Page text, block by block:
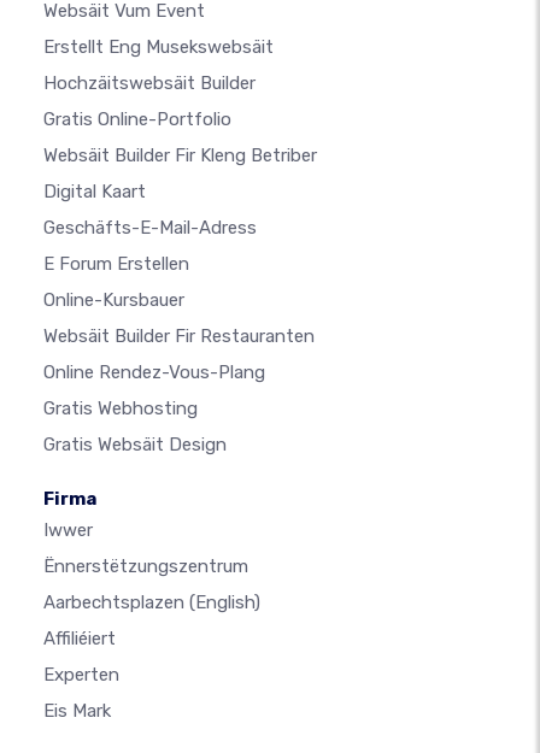
Websäit Vum Event
Erstellt Eng Musekswebsäit
Hochzäitswebsäit Builder
Gratis Online-Portfolio
Websäit Builder Fir Kleng Betriber
Digital Kaart
Geschäfts-E-Mail-Adress
E Forum Erstellen
Online-Kursbauer
Websäit Builder Fir Restauranten
Online Rendez-Vous-Plang
Gratis Webhosting
Gratis Websäit Design
Firma
Iwwer
Ënnerstëtzungszentrum
Aarbechtsplazen (English)
Affiliéiert
Experten
Eis Mark